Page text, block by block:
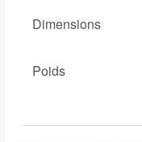
Dimensions
Poids